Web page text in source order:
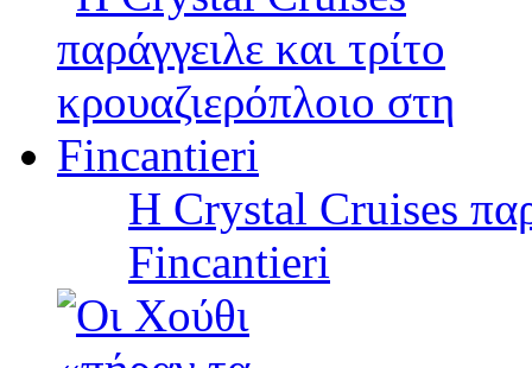
Η Crystal Cruises
Fincantieri